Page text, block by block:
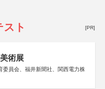
ト [PR]
術展
委員会、福井新聞社、関西電力株